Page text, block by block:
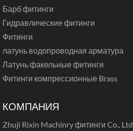
Барб фитинги
Гидравлические фитинги
Фитинги
латунь водопроводная арматура
Латунь факельные фитинги
Фитинги компрессионные Brass
КОМПАНИЯ
Zhuji Rixin Machinry фитинги Co., Ltd